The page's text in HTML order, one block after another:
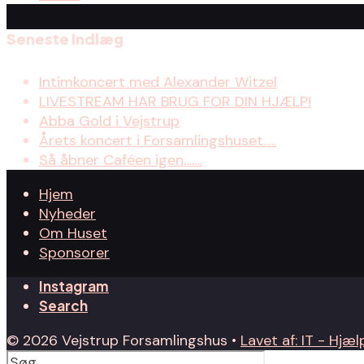
Seneste indlæg
Intimkoncert med Alexander Witzel
LIVESTREAM HAR BRUG FOR DIN HJÆLP!
Abba Gold i Vejstrup
Årets koncert i Forsamlingshuset…..
Så åbner Caféen igen…….
Hjem
Nyheder
Om Huset
Sponsorer
Instagram
Search
© 2026 Vejstrup Forsamlingshus • Lavet af: IT -